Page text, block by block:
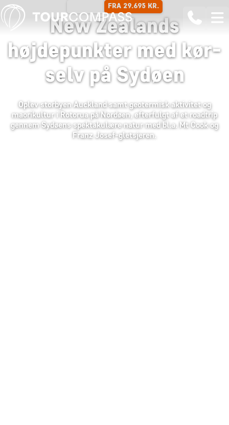
FRA 29.695 KR.
New Zealands
højdepunkter med kør-
selv på Sydøen
Oplev storbyen Auckland samt geotermisk aktivitet og
maorikultur i Rotorua på Nordøen, efterfulgt af et roadtrip
gennem Sydøens spektakulære natur med bl.a. Mt Cook og
Franz Josef-gletsjeren.